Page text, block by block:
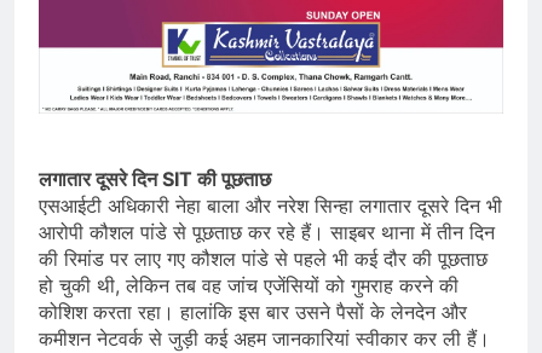
लगातार दूसरे दिन SIT की पूछताछ
एसआईटी अधिकारी नेहा बाला और नरेश सिन्हा लगातार दूसरे दिन भी
आरोपी कौशल पांडे से पूछताछ कर रहे हैं। साइबर थाना में तीन दिन
की रिमांड पर लाए गए कौशल पांडे से पहले भी कई दौर की पूछताछ
हो चुकी थी, लेकिन तब वह जांच एजेंसियों को गुमराह करने की
कोशिश करता रहा। हालांकि इस बार उसने पैसों के लेनदेन और
कमीशन नेटवर्क से जुड़ी कई अहम जानकारियां स्वीकार कर ली हैं।